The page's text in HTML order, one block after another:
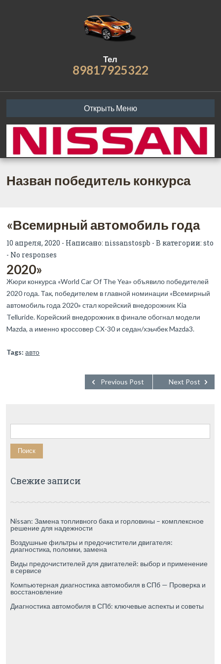
Тел
89817925322
Открыть Меню
Назван победитель конкурса
«Всемирный автомобиль года
2020»
10 апреля, 2020 - Написано: nissanstospb - В категории:sto
- No responses
Жюри конкурса «World Car Of The Yea» объявило победителей
2020 года. Так, победителем в главной номинации «Всемирный
автомобиль года 2020» стал корейский внедорожник Kia
Telluride. Корейский внедорожник в финале обогнал модели
Mazda, а именно кроссовер CX-30 и седан/хэьчбек Mazda3.
Tags: авто
Next Post
Previous Post
Найти:
Свежие записи
Nissan: Замена топливного бака и горловины – комплексное
решение для надежности
Воздушные фильтры и предочистители двигателя:
диагностика, поломки, замена
Виды предочистителей для двигателей: выбор и применение
в сервисе
Компьютерная диагностика автомобиля в СПб — Проверка и
восстановление
Диагностика автомобиля в СПб: ключевые аспекты и советы